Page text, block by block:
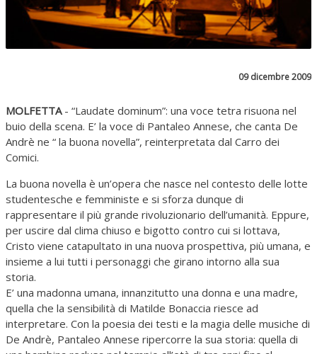
09 dicembre 2009
MOLFETTA - “Laudate dominum”: una voce tetra risuona nel
buio della scena. E’ la voce di Pantaleo Annese, che canta De
Andrè ne “ la buona novella”, reinterpretata dal Carro dei
Comici.
La buona novella è un’opera che nasce nel contesto delle lotte
studentesche e femministe e si sforza dunque di
rappresentare il più grande rivoluzionario dell’umanità. Eppure,
per uscire dal clima chiuso e bigotto contro cui si lottava,
Cristo viene catapultato in una nuova prospettiva, più umana, e
insieme a lui tutti i personaggi che girano intorno alla sua
storia.
E’ una madonna umana, innanzitutto una donna e una madre,
quella che la sensibilità di Matilde Bonaccia riesce ad
interpretare. Con la poesia dei testi e la magia delle musiche di
De Andrè, Pantaleo Annese ripercorre la sua storia: quella di